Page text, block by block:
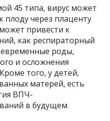
45 типа, вирус может
плоду через плаценту
привести к
как респираторный
роды,
и осложнения
того, у детей,
матерей, есть
ВПЧ-
в будущем.